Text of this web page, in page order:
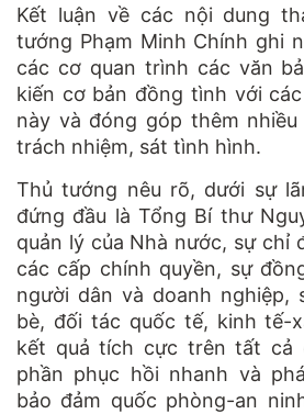
Kết luận về các nội dung
tướng Phạm Minh Chính ghi
các cơ quan trình các văn
kiến cơ bản đồng tình với
này và đóng góp thêm
trách nhiệm, sát tình hình.
Thủ tướng nêu rõ, dưới sự
đứng đầu là Tổng Bí thư
quản lý của Nhà nước, sự chỉ
các cấp chính quyền, sự
người dân và doanh nghiệp,
bè, đối tác quốc tế, kinh tế-
kết quả tích cực trên tất cả
phần phục hồi nhanh và
bảo đảm quốc phòng-an